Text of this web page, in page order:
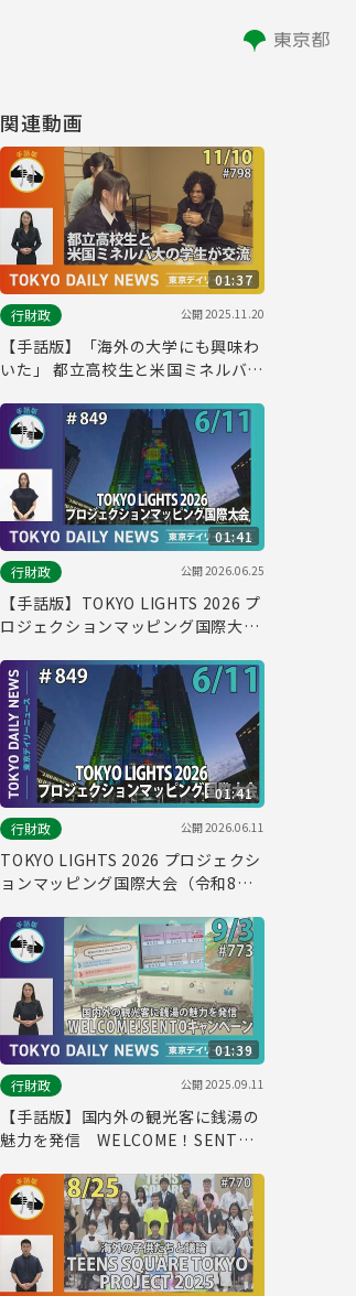
関連動画
01:37
行財政
公開2025.11.20
【手話版】「海外の大学にも興味わ
いた」 都立高校生と米国ミネルバ大
東京デイリーニュース No.798）
01:41
行財政
公開2026.06.25
【手話版】TOKYO LIGHTS 2026 プ
ロジェクションマッピング国際大会
ュース No.849）
01:41
行財政
公開2026.06.11
TOKYO LIGHTS 2026 プロジェクシ
ョンマッピング国際大会（令和8年6
No.849）
01:39
行財政
公開2025.09.11
【手話版】国内外の観光客に銭湯の
魅力を発信 WELCOME！SENTO
京デイリーニュース No.773）